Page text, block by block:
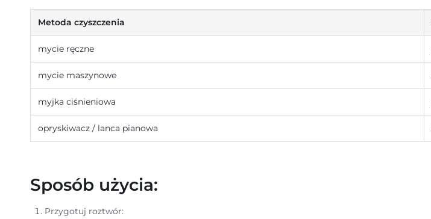
Metoda czyszczenia
mycie ręczne
mycie maszynowe
myjka ciśnieniowa
opryskiwacz / lanca pianowa
Sposób użycia:
Przygotuj roztwór: